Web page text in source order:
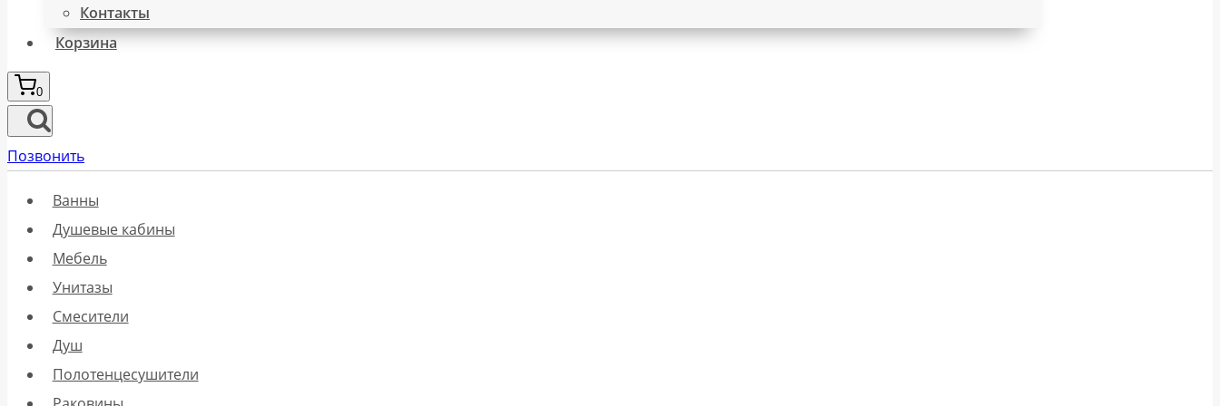
Контакты
Корзина
0
Позвонить
Ванны
Душевые кабины
Мебель
Унитазы
Смесители
Душ
Полотенцесушители